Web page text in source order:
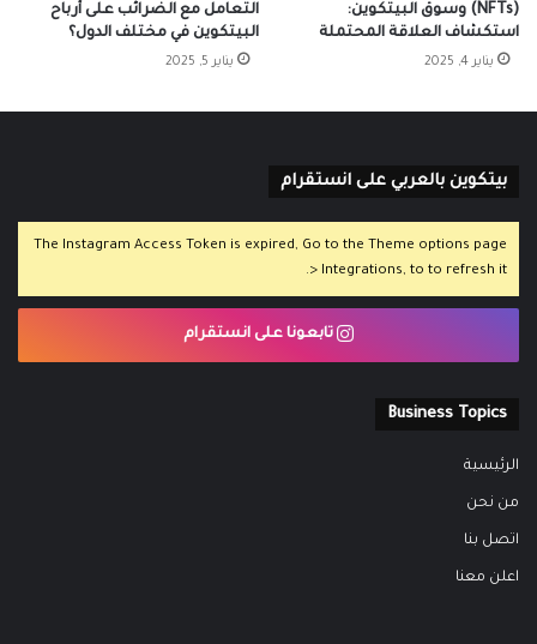
التعامل مع الضرائب على أرباح
البيتكوين في مختلف الدول؟
يناير 5, 2025
(NFTs) وسوق البيتكوين:
استكشاف العلاقة المحتملة
يناير 4, 2025
بيتكوين بالعربي على انستقرام
The Instagram Access Token is expired, Go to the Theme options page
> Integrations, to to refresh it.
تابعونا على انستقرام
Business Topics
الرئيسية
من نحن
اتصل بنا
اعلن معنا